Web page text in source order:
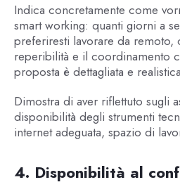
Indica concretamente come
smart working: quanti giorni a
preferiresti lavorare da remoto,
reperibilità e il coordinamento
proposta è dettagliata e
Dimostra di aver riflettuto sugli
disponibilità degli strumenti
internet adeguata, spazio di
4. Disponibilità al